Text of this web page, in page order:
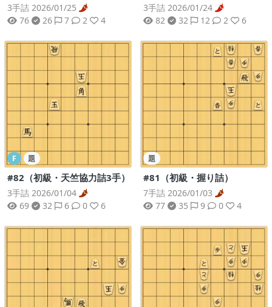
3手詰 2026/01/25
76
26 7 2 4
3手詰 2026/01/24
82
32 12 2 6
F 題
#82（初級・天竺協力詰3手）
3手詰 2026/01/04
69
32 6 0 6
題
#81（初級・握り詰）
7手詰 2026/01/03
77
35 9 0 4